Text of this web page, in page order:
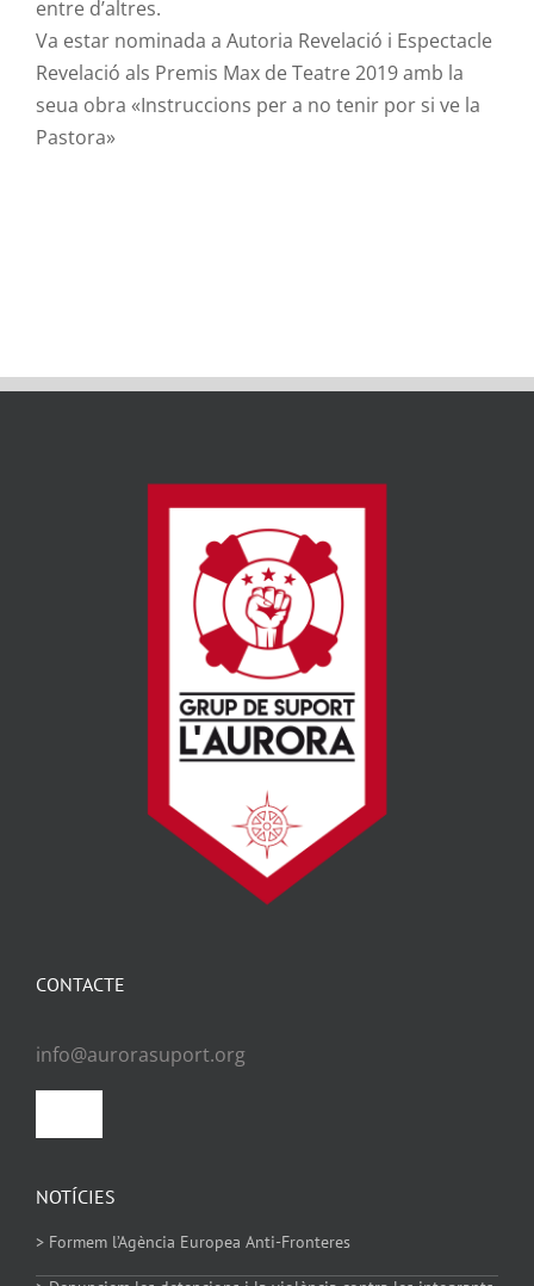
entre d’altres.
Va estar nominada a Autoria Revelació i Espectacle
Revelació als Premis Max de Teatre 2019 amb la
seua obra «Instruccions per a no tenir por si ve la
Pastora»
NOTÍCIES
> Formem l’Agència Europea Anti-Fronteres
CONTACTE
info@aurorasuport.org
Política de Cookies